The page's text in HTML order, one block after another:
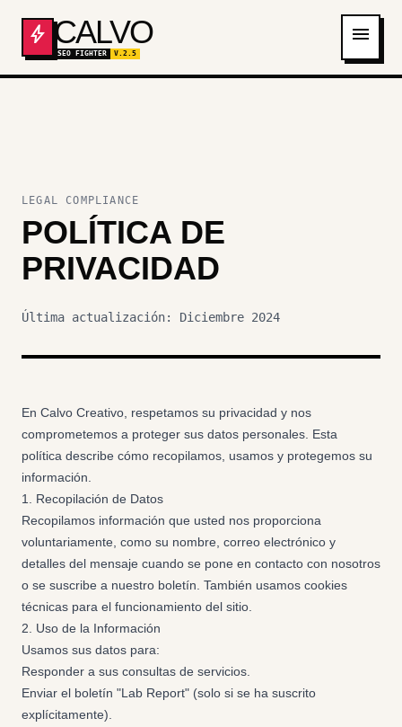
bolt CALVO
SEO FIGHTER V.2.5
menu
LEGAL COMPLIANCE
POLÍTICA DE
PRIVACIDAD
Última actualización: Diciembre 2024
En Calvo Creativo, respetamos su privacidad y nos
comprometemos a proteger sus datos personales. Esta
política describe cómo recopilamos, usamos y protegemos su
información.
1. Recopilación de Datos
Recopilamos información que usted nos proporciona
voluntariamente, como su nombre, correo electrónico y
detalles del mensaje cuando se pone en contacto con nosotros
o se suscribe a nuestro boletín. También usamos cookies
técnicas para el funcionamiento del sitio.
2. Uso de la Información
Usamos sus datos para:
Responder a sus consultas de servicios.
Enviar el boletín "Lab Report" (solo si se ha suscrito
explícitamente).